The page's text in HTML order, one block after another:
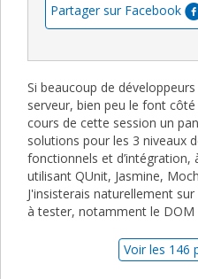
Partager sur Facebook
Si beaucoup de
serveur, bien peu le font
cours de cette session un
solutions pour les 3 niveaux
fonctionnels et d’intégration,
utilisant QUnit, Jasmine,
J'insisterais naturellement
à tester, notamment le DOM
Voir les 146